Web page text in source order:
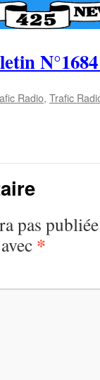
Radio, Trafic
pas
*